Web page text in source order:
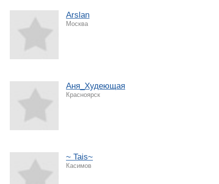
Arslan
Москва
Аня_Худеющая
Красноярск
~ Tais~
Касимов